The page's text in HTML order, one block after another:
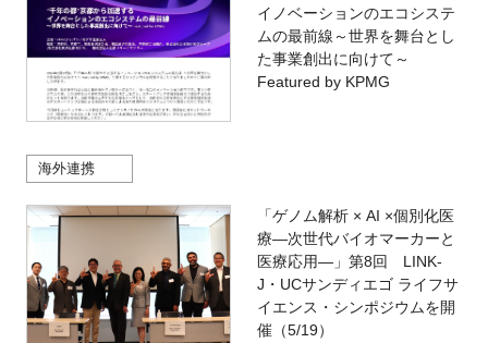
イノベーションのエコシステ
ムの最前線～世界を舞台とし
た事業創出に向けて～
Featured by KPMG
海外連携
「ゲノム解析 × AI ×個別化医
療―次世代バイオマーカーと
医療応用―」第8回 LINK-
J・UCサンディエゴ ライフサ
イエンス・シンポジウムを開
催（5/19）